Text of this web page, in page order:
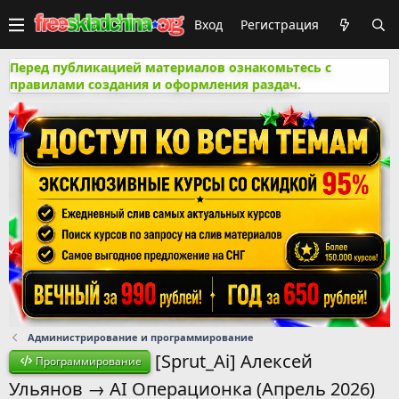
Вход Регистрация
Перед публикацией материалов ознакомьтесь с
правилами создания и оформления раздач.
Администрирование и программирование
Программирование
[Sprut_Ai] Алексей
Ульянов → AI Операционка (Апрель 2026)